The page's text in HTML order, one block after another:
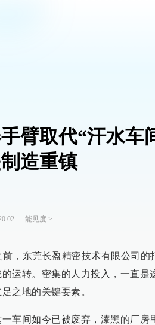
臂取代“汗水车
造重镇
能见度>
前，东莞长盈精密技术有限公司
运转。密集的人力投入，一直是
之地的关键要素。
车间如今已被废弃，漆黑的厂房